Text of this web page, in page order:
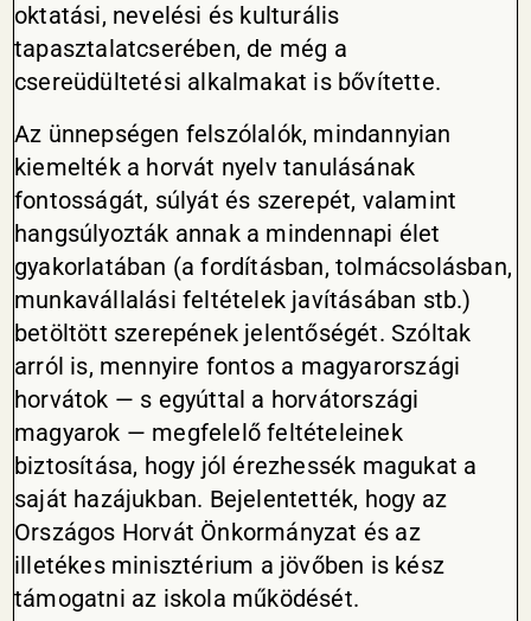
oktatási, nevelési és kulturális
tapasztalatcserében, de még a
csereüdültetési alkalmakat is bővítette.
Az ünnepségen felszólalók, mindannyian
kiemelték a horvát nyelv tanulásának
fontosságát, súlyát és szerepét, valamint
hangsúlyozták annak a mindennapi élet
gyakorlatában (a fordításban, tolmácsolásban,
munkavállalási feltételek javításában stb.)
betöltött szerepének jelentőségét. Szóltak
arról is, mennyire fontos a magyarországi
horvátok — s egyúttal a horvátországi
magyarok — megfelelő feltételeinek
biztosítása, hogy jól érezhessék magukat a
saját hazájukban. Bejelentették, hogy az
Országos Horvát Önkormányzat és az
illetékes minisztérium a jövőben is kész
támogatni az iskola működését.